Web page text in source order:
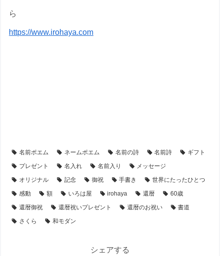
ら
https://www.irohaya.com
名前ポエム ネームポエム 名前の詩 名前詩
ギフト
プレゼント
名入れ 名前入り
メッセージ
オリジナル
記念 御祝 手書き
世界にたったひとつ
感動
額 いろは屋 irohaya 還暦
60歳
還暦御祝
還暦祝いプレゼント 還暦のお祝い
書道
さくら
和モダン
シェアする